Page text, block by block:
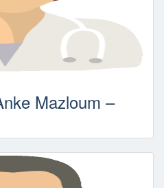
Mazloum –